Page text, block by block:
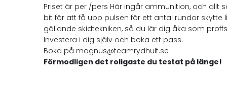
Priset är per /pers Här ingår ammunition, och allt
bit för att få upp pulsen för ett antal rundor
gällande skidtekniken, så du lär dig åka som
Investera i dig själv och boka ett pass.
Boka på magnus@teamrydhult.se
Förmodligen det roligaste du testat på länge!